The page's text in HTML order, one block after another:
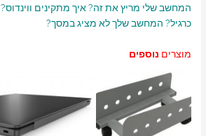
המחשב שלי מריץ את זה?איך מתקינים ווינדוס?
כרגיל? המחשב שלך לא מציג במסך?
מוצרים נוספים